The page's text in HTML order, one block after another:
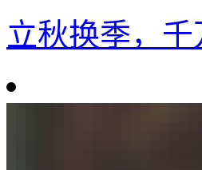
立秋换季，